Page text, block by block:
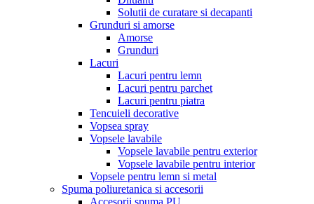
Solutii de curatare si decapanti
Grunduri si amorse
Amorse
Grunduri
Lacuri
Lacuri pentru lemn
Lacuri pentru parchet
Lacuri pentru piatra
Tencuieli decorative
Vopsea spray
Vopsele lavabile
Vopsele lavabile pentru exterior
Vopsele lavabile pentru interior
Vopsele pentru lemn si metal
Spuma poliuretanica si accesorii
Accesorii spuma PU